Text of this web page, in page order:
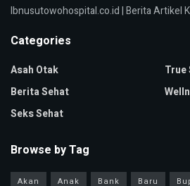
Ibnusutowohospital.co.id | Berita Artikel
Categories
Asah Otak
Berita Sehat
Seks Sehat
True
Browse by Tag
Akan Anak Bank Baru